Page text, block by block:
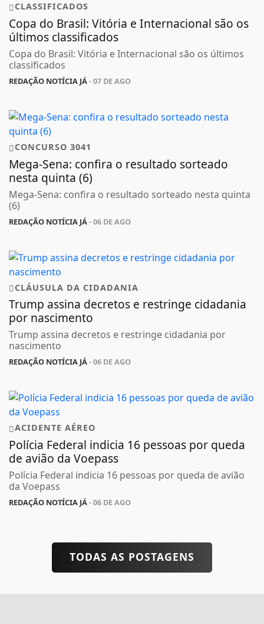
CLASSIFICADOS
Copa do Brasil: Vitória e Internacional são os
últimos classificados
Copa do Brasil: Vitória e Internacional são os últimos
classificados
REDAÇÃO NOTÍCIA JÁ- 07 DE AGO
CONCURSO 3041
Mega-Sena: confira o resultado sorteado
nesta quinta (6)
Mega-Sena: confira o resultado sorteado nesta quinta
(6)
REDAÇÃO NOTÍCIA JÁ- 06 DE AGO
CLÁUSULA DA CIDADANIA
Trump assina decretos e restringe cidadania
por nascimento
Trump assina decretos e restringe cidadania por
nascimento
REDAÇÃO NOTÍCIA JÁ- 06 DE AGO
ACIDENTE AÉREO
Polícia Federal indicia 16 pessoas por queda
de avião da Voepass
Polícia Federal indicia 16 pessoas por queda de avião
da Voepass
REDAÇÃO NOTÍCIA JÁ- 06 DE AGO
TODAS AS POSTAGENS